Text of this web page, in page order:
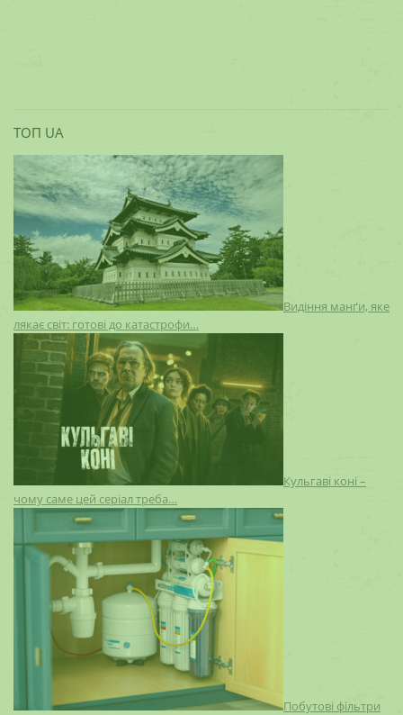
ТОП UA
Видіння манґи, яке
лякає світ: готові до катастрофи…
Кульгаві коні –
чому саме цей серіал треба…
Побутові фільтри